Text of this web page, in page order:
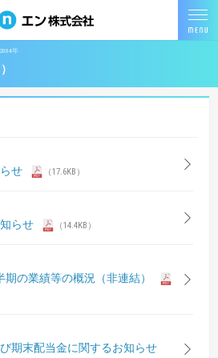
2004年
せ （17.6KB）
らせ （14.4KB）
の業績等の概況（非連結）
期末配当金に関するお知らせ